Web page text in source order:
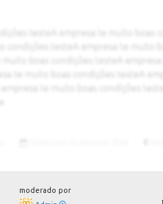
moderado por